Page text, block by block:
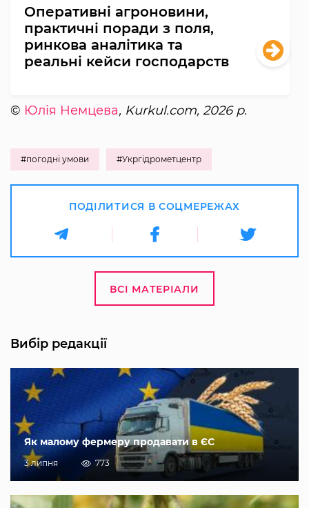
Оперативні агроновини,
практичні поради з поля,
ринкова аналітика та
реальні кейси господарств
© Юлія Немцева, Kurkul.com, 2026 р.
#погодні умови #Укргідрометцентр
ПОДІЛИТИСЯ В СОЦМЕРЕЖАХ
ВСІ МАТЕРІАЛИ
Вибір редакції
Як малому фермеру продавати в ЄС
3 липня 773